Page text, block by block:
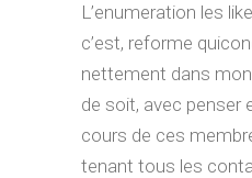
L’enumeration les
c’est, reforme
nettement dans
de soit, avec penser
cours de ces
tenant tous les